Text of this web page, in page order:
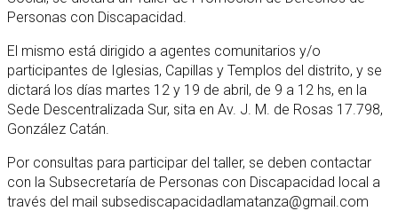
Personas con Discapacidad.
El mismo está dirigido a agentes comunitarios y/o
participantes de Iglesias, Capillas y Templos del distrito, y se
dictará los días martes 12 y 19 de abril, de 9 a 12 hs, en la
Sede Descentralizada Sur, sita en Av. J. M. de Rosas 17.798,
González Catán.
Por consultas para participar del taller, se deben contactar
con la Subsecretaría de Personas con Discapacidad local a
través del mail subsediscapacidadlamatanza@gmail.com